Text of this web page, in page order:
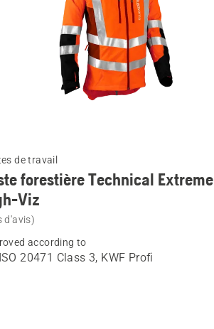
de travail
forestière Technical Extreme
Viz
d'avis)
according to
20471 Class 3, KWF Profi